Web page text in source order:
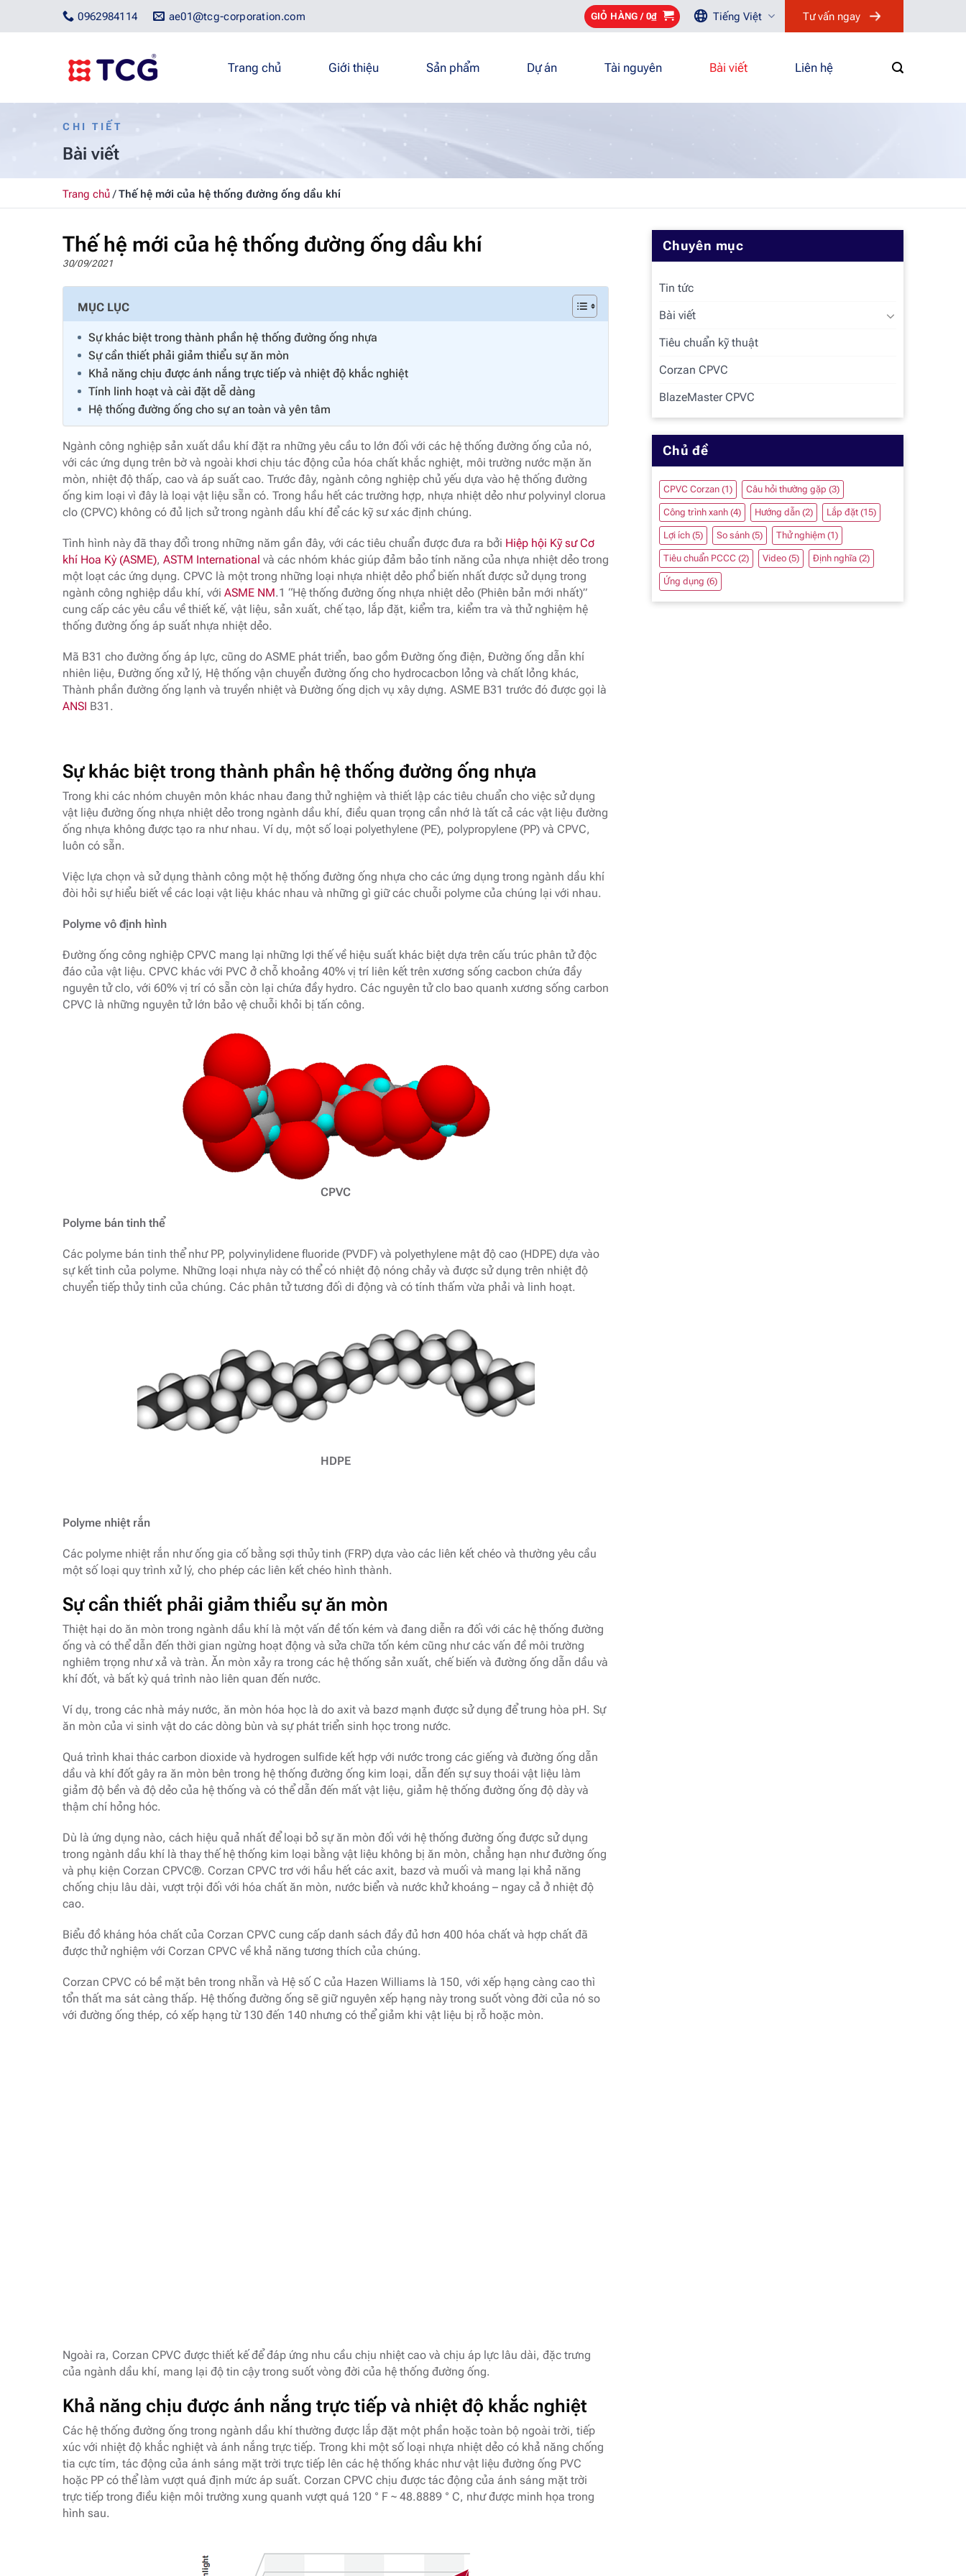
ae01@tcg-corporation.com
0962984114 GIỎ HÀNG / 0₫ Tiếng Việt Tư vấn ngay
Trang chủ Giới thiệu Sản phẩm Dự án Tài nguyên Bài viết Liên hệ
CHI TIẾT
Bài viết
Trang chủ/Thế hệ mới của hệ thống đường ống dầu khí
Thế hệ mới của hệ thống đường ống dầu khí
30/09/2021
MỤC LỤC
Sự khác biệt trong thành phần hệ thống đường ống nhựa
Sự cần thiết phải giảm thiểu sự ăn mòn
Khả năng chịu được ánh nắng trực tiếp và nhiệt độ khắc nghiệt
Tính linh hoạt và cài đặt dễ dàng
Hệ thống đường ống cho sự an toàn và yên tâm
Ngành công nghiệp sản xuất dầu khí đặt ra những yêu cầu to lớn đối với các hệ thống đường ống của nó,
với các ứng dụng trên bờ và ngoài khơi chịu tác động của hóa chất khắc nghiệt, môi trường nước mặn ăn
mòn, nhiệt độ thấp, cao và áp suất cao. Trước đây, ngành công nghiệp chủ yếu dựa vào hệ thống đường
ống kim loại vì đây là loại vật liệu sẵn có. Trong hầu hết các trường hợp, nhựa nhiệt dẻo như polyvinyl clorua
clo (CPVC) không có đủ lịch sử trong ngành dầu khí để các kỹ sư xác định chúng.
Tình hình này đã thay đổi trong những năm gần đây, với các tiêu chuẩn được đưa ra bởi Hiệp hội Kỹ sư Cơ
khí Hoa Kỳ (ASME), ASTM International và các nhóm khác giúp đảm bảo tính năng của nhựa nhiệt dẻo trong
một loạt các ứng dụng. CPVC là một trong những loại nhựa nhiệt dẻo phổ biến nhất được sử dụng trong
ngành công nghiệp dầu khí, với ASME NM.1 “Hệ thống đường ống nhựa nhiệt dẻo (Phiên bản mới nhất)”
cung cấp các yêu cầu về thiết kế, vật liệu, sản xuất, chế tạo, lắp đặt, kiểm tra, kiểm tra và thử nghiệm hệ
thống đường ống áp suất nhựa nhiệt dẻo.
Mã B31 cho đường ống áp lực, cũng do ASME phát triển, bao gồm Đường ống điện, Đường ống dẫn khí
nhiên liệu, Đường ống xử lý, Hệ thống vận chuyển đường ống cho hydrocacbon lỏng và chất lỏng khác,
Thành phần đường ống lạnh và truyền nhiệt và Đường ống dịch vụ xây dựng. ASME B31 trước đó được gọi là
ANSI B31.
Sự khác biệt trong thành phần hệ thống đường ống nhựa
Trong khi các nhóm chuyên môn khác nhau đang thử nghiệm và thiết lập các tiêu chuẩn cho việc sử dụng
vật liệu đường ống nhựa nhiệt dẻo trong ngành dầu khí, điều quan trọng cần nhớ là tất cả các vật liệu đường
ống nhựa không được tạo ra như nhau. Ví dụ, một số loại polyethylene (PE), polypropylene (PP) và CPVC,
luôn có sẵn.
Việc lựa chọn và sử dụng thành công một hệ thống đường ống nhựa cho các ứng dụng trong ngành dầu khí
đòi hỏi sự hiểu biết về các loại vật liệu khác nhau và những gì giữ các chuỗi polyme của chúng lại với nhau.
Polyme vô định hình
Đường ống công nghiệp CPVC mang lại những lợi thế về hiệu suất khác biệt dựa trên cấu trúc phân tử độc
đáo của vật liệu. CPVC khác với PVC ở chỗ khoảng 40% vị trí liên kết trên xương sống cacbon chứa đầy
nguyên tử clo, với 60% vị trí có sẵn còn lại chứa đầy hydro. Các nguyên tử clo bao quanh xương sống carbon
CPVC là những nguyên tử lớn bảo vệ chuỗi khỏi bị tấn công.
CPVC
Polyme bán tinh thể
Các polyme bán tinh thể như PP, polyvinylidene fluoride (PVDF) và polyethylene mật độ cao (HDPE) dựa vào
sự kết tinh của polyme. Những loại nhựa này có thể có nhiệt độ nóng chảy và được sử dụng trên nhiệt độ
chuyển tiếp thủy tinh của chúng. Các phân tử tương đối di động và có tính thấm vừa phải và linh hoạt.
HDPE
Polyme nhiệt rắn
Các polyme nhiệt rắn như ống gia cố bằng sợi thủy tinh (FRP) dựa vào các liên kết chéo và thường yêu cầu
một số loại quy trình xử lý, cho phép các liên kết chéo hình thành.
Sự cần thiết phải giảm thiểu sự ăn mòn
Thiệt hại do ăn mòn trong ngành dầu khí là một vấn đề tốn kém và đang diễn ra đối với các hệ thống đường
ống và có thể dẫn đến thời gian ngừng hoạt động và sửa chữa tốn kém cũng như các vấn đề môi trường
nghiêm trọng như xả và tràn. Ăn mòn xảy ra trong các hệ thống sản xuất, chế biến và đường ống dẫn dầu và
khí đốt, và bất kỳ quá trình nào liên quan đến nước.
Ví dụ, trong các nhà máy nước, ăn mòn hóa học là do axit và bazơ mạnh được sử dụng để trung hòa pH. Sự
ăn mòn của vi sinh vật do các dòng bùn và sự phát triển sinh học trong nước.
Quá trình khai thác carbon dioxide và hydrogen sulfide kết hợp với nước trong các giếng và đường ống dẫn
dầu và khí đốt gây ra ăn mòn bên trong hệ thống đường ống kim loại, dẫn đến sự suy thoái vật liệu làm
giảm độ bền và độ dẻo của hệ thống và có thể dẫn đến mất vật liệu, giảm hệ thống đường ống độ dày và
thậm chí hỏng hóc.
Dù là ứng dụng nào, cách hiệu quả nhất để loại bỏ sự ăn mòn đối với hệ thống đường ống được sử dụng
trong ngành dầu khí là thay thế hệ thống kim loại bằng vật liệu không bị ăn mòn, chẳng hạn như đường ống
và phụ kiện Corzan CPVC®. Corzan CPVC trơ với hầu hết các axit, bazơ và muối và mang lại khả năng
chống chịu lâu dài, vượt trội đối với hóa chất ăn mòn, nước biển và nước khử khoáng – ngay cả ở nhiệt độ
cao.
Biểu đồ kháng hóa chất của Corzan CPVC cung cấp danh sách đầy đủ hơn 400 hóa chất và hợp chất đã
được thử nghiệm với Corzan CPVC về khả năng tương thích của chúng.
Corzan CPVC có bề mặt bên trong nhẵn và Hệ số C của Hazen Williams là 150, với xếp hạng càng cao thì
tổn thất ma sát càng thấp. Hệ thống đường ống sẽ giữ nguyên xếp hạng này trong suốt vòng đời của nó so
với đường ống thép, có xếp hạng từ 130 đến 140 nhưng có thể giảm khi vật liệu bị rỗ hoặc mòn.
Ngoài ra, Corzan CPVC được thiết kế để đáp ứng nhu cầu chịu nhiệt cao và chịu áp lực lâu dài, đặc trưng
của ngành dầu khí, mang lại độ tin cậy trong suốt vòng đời của hệ thống đường ống.
Khả năng chịu được ánh nắng trực tiếp và nhiệt độ khắc nghiệt
Các hệ thống đường ống trong ngành dầu khí thường được lắp đặt một phần hoặc toàn bộ ngoài trời, tiếp
xúc với nhiệt độ khắc nghiệt và ánh nắng trực tiếp. Trong khi một số loại nhựa nhiệt dẻo có khả năng chống
tia cực tím, tác động của ánh sáng mặt trời trực tiếp lên các hệ thống khác như vật liệu đường ống PVC
hoặc PP có thể làm vượt quá định mức áp suất. Corzan CPVC chịu được tác động của ánh sáng mặt trời
trực tiếp trong điều kiện môi trường xung quanh vượt quá 120 ° F ~ 48.8889 ° C, như được minh họa trong
hình sau.
Chuyên mục
Tin tức
Bài viết
Tiêu chuẩn kỹ thuật
Corzan CPVC
BlazeMaster CPVC
Chủ đề
CPVC Corzan (1) Câu hỏi thường gặp (3)
Công trình xanh (4) Hướng dẫn (2) Lắp đặt (15)
Lợi ích (5) So sánh (5) Thử nghiệm (1)
Tiêu chuẩn PCCC (2) Video (5) Định nghĩa (2)
Ứng dụng (6)